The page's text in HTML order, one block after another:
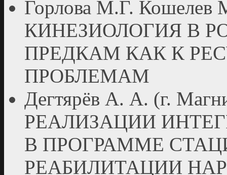
Горлова М.Г. Кошелев
КИНЕЗИОЛОГИЯ В
ПРЕДКАМ КАК К
ПРОБЛЕМАМ
Дегтярёв А. А. (г.
РЕАЛИЗАЦИИ
В ПРОГРАММЕ
РЕАБИЛИТАЦИИ